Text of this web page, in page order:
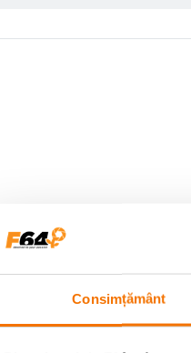
Consimțământ
cauți? Pune o întrebare